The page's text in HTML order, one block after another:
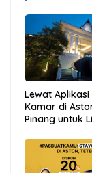
Lewat Aplikasi
Kamar di
Pinang untuk
dan Hemat